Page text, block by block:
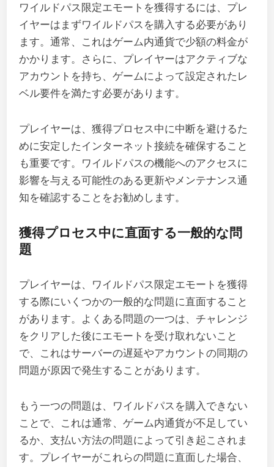
ワイルドパス限定エモートを獲得するには、プレ
イヤーはまずワイルドパスを購入する必要があり
ます。通常、これはゲーム内通貨で少額の料金が
かかります。さらに、プレイヤーはアクティブな
アカウントを持ち、ゲームによって設定されたレ
ベル要件を満たす必要があります。
プレイヤーは、獲得プロセス中に中断を避けるた
めに安定したインターネット接続を確保すること
も重要です。ワイルドパスの機能へのアクセスに
影響を与える可能性のある更新やメンテナンス通
知を確認することをお勧めします。
獲得プロセス中に直面する一般的な問
題
プレイヤーは、ワイルドパス限定エモートを獲得
する際にいくつかの一般的な問題に直面すること
があります。よくある問題の一つは、チャレンジ
をクリアした後にエモートを受け取れないこと
で、これはサーバーの遅延やアカウントの同期の
問題が原因で発生することがあります。
もう一つの問題は、ワイルドパスを購入できない
ことで、これは通常、ゲーム内通貨が不足してい
るか、支払い方法の問題によって引き起こされま
す。プレイヤーがこれらの問題に直面した場合、